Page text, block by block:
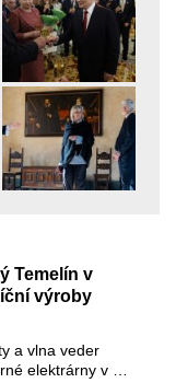
Temelín v
výroby
a vlna veder
elektrárny v …